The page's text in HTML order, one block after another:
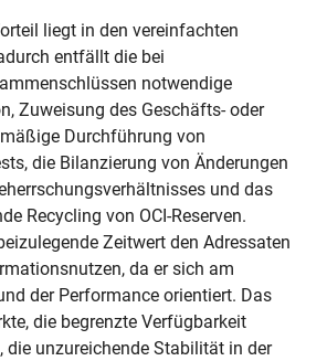
liegt in den vereinfachten
entfällt die bei
notwendige
Zuweisung des Geschäfts- oder
Durchführung von
die Bilanzierung von Änderungen
und das
Recycling von OCI-Reserven.
Zeitwert den Adressaten
da er sich am
der Performance orientiert. Das
die begrenzte Verfügbarkeit
die unzureichende Stabilität in der